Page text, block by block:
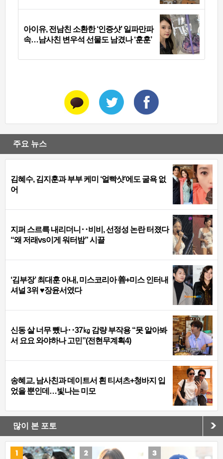
아이유, 전남친 소환한 ‘인증샷’ 일파만파
속…남사친 변우석 선물도 남겼나 ‘훈훈’
주요 뉴스
김혜수, 김지훈과 부부 케미 ‘얼빡샷’에도 굴욕 없
어
지퍼 스르륵 내리더니‥비비, 선정성 논란 터졌다
“왜 저래vs이게 워터밤” 시끌
‘김부장’ 최대훈 아내, 미스코리아 善+미스 인터내
셔널 3위 ♥장윤서였다
신동 살 너무 뺐나‥37㎏ 감량 부작용 “못 알아봐
서 요요 와야하나 고민”(전현무계획4)
송혜교, 남사친과 데이트서 흰 티셔츠+청바지 입
었을 뿐인데…빛나는 미모
많이 본 포토